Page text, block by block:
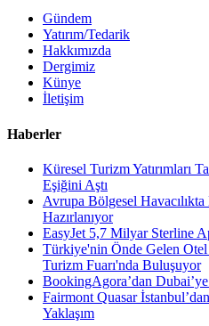
Gündem
Yatırım/Tedarik
Hakkımızda
Dergimiz
Künye
İletişim
Haberler
Küresel Turizm Yatırımları
Eşiğini Aştı
Avrupa Bölgesel
Hazırlanıyor
EasyJet 5,7 Milyar Sterline
Türkiye'nin Önde Gelen Otel
Turizm Fuarı'nda Buluşuyor
BookingAgora’dan
Fairmont Quasar
Yaklaşım